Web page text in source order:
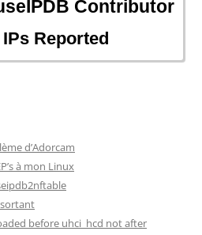
d’Adorcam
à mon Linux
before uhci_hcd not after